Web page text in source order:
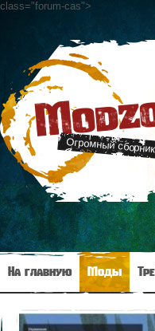
class="forum-cas">
Огромный
На главную Моды